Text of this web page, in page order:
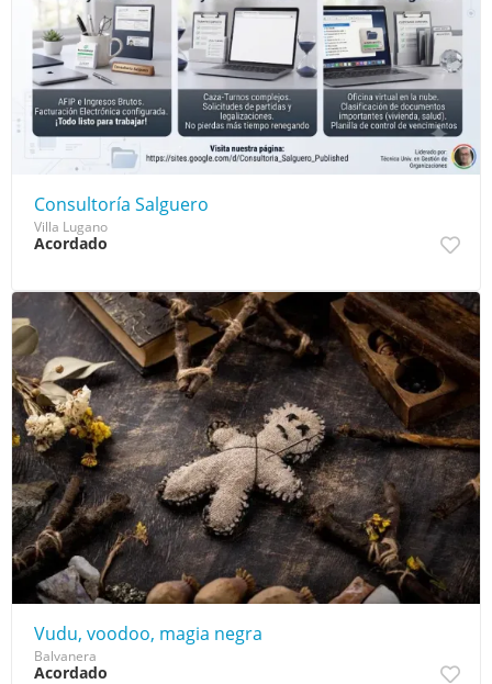
Consultoría Salguero
Villa Lugano
Acordado
Vudu, voodoo, magia negra
Balvanera
Acordado